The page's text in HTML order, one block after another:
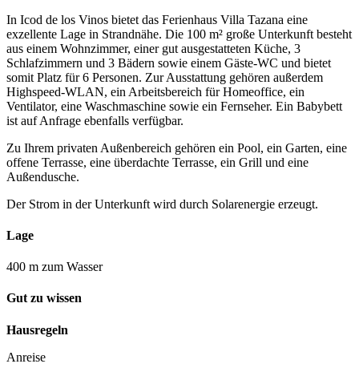
In Icod de los Vinos bietet das Ferienhaus Villa Tazana eine
exzellente Lage in Strandnähe. Die 100 m² große Unterkunft besteht
aus einem Wohnzimmer, einer gut ausgestatteten Küche, 3
Schlafzimmern und 3 Bädern sowie einem Gäste-WC und bietet
somit Platz für 6 Personen. Zur Ausstattung gehören außerdem
Highspeed-WLAN, ein Arbeitsbereich für Homeoffice, ein
Ventilator, eine Waschmaschine sowie ein Fernseher. Ein Babybett
ist auf Anfrage ebenfalls verfügbar.
Zu Ihrem privaten Außenbereich gehören ein Pool, ein Garten, eine
offene Terrasse, eine überdachte Terrasse, ein Grill und eine
Außendusche.
Der Strom in der Unterkunft wird durch Solarenergie erzeugt.
Lage
400 m zum Wasser
Gut zu wissen
Hausregeln
Anreise